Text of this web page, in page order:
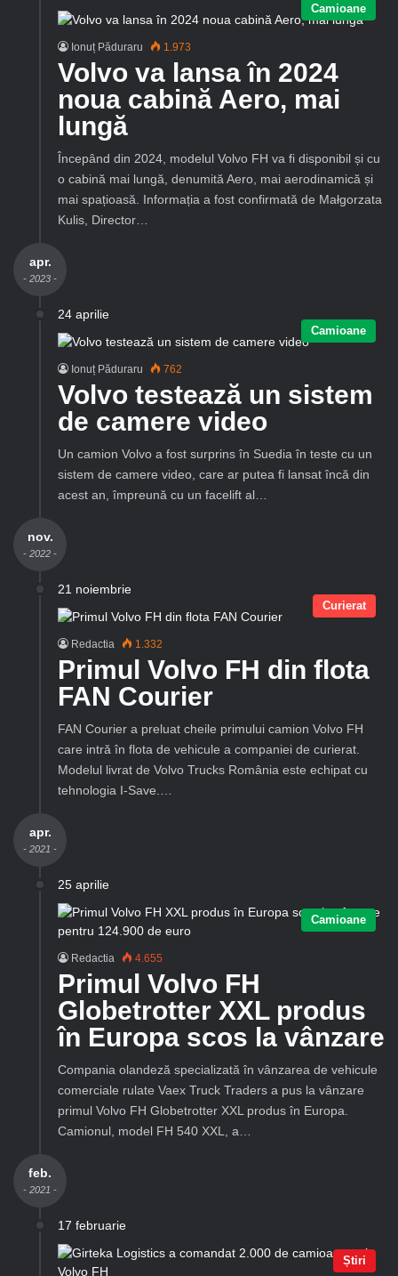
Camioane
Ionuț Păduraru 1.973
Volvo va lansa în 2024
noua cabină Aero, mai
lungă
Începând din 2024, modelul Volvo FH va fi disponibil și cu
o cabină mai lungă, denumită Aero, mai aerodinamică și
mai spațioasă. Informația a fost confirmată de Małgorzata
Kulis, Director…
apr.
- 2023 -
24 aprilie
Camioane
Ionuț Păduraru 762
Volvo testează un sistem
de camere video
Un camion Volvo a fost surprins în Suedia în teste cu un
sistem de camere video, care ar putea fi lansat încă din
acest an, împreună cu un facelift al…
nov.
- 2022 -
21 noiembrie
Curierat
Redactia 1.332
Primul Volvo FH din flota
FAN Courier
FAN Courier a preluat cheile primului camion Volvo FH
care intră în flota de vehicule a companiei de curierat.
Modelul livrat de Volvo Trucks România este echipat cu
tehnologia I-Save.…
apr.
- 2021 -
25 aprilie
Camioane
Redactia 4.655
Primul Volvo FH
Globetrotter XXL produs
în Europa scos la vânzare
Compania olandeză specializată în vânzarea de vehicule
comerciale rulate Vaex Truck Traders a pus la vânzare
primul Volvo FH Globetrotter XXL produs în Europa.
Camionul, model FH 540 XXL, a…
feb.
- 2021 -
17 februarie
Știri